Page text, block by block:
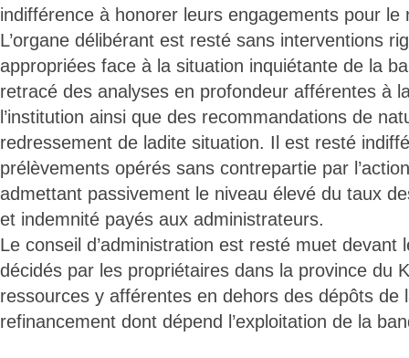
indifférence à honorer leurs engagements pour le
L’organe délibérant est resté sans interventions
appropriées face à la situation inquiétante de la
retracé des analyses en profondeur afférentes à
l’institution ainsi que des recommandations de
redressement de ladite situation. Il est resté
prélèvements opérés sans contrepartie par
admettant passivement le niveau élevé du taux
et indemnité payés aux administrateurs.
Le conseil d’administration est resté muet devant
décidés par les propriétaires dans la province du
ressources y afférentes en dehors des dépôts de
refinancement dont dépend l’exploitation de la